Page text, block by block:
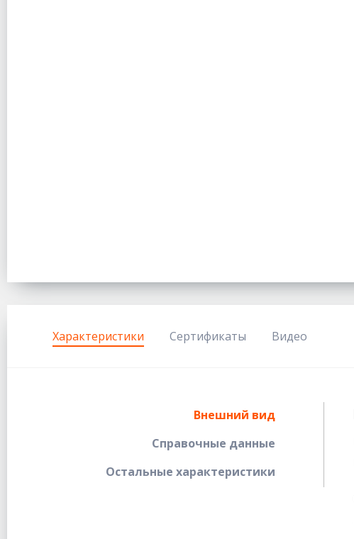
Характеристики Сертификаты Видео
Внешний вид
Справочные данные
Остальные характеристики